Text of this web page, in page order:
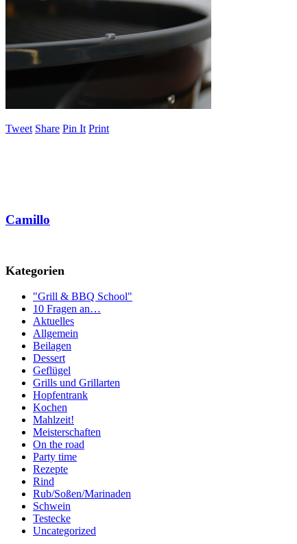
Tweet Share Pin It Print
Camillo
Kategorien
"Grill & BBQ School"
10 Fragen an…
Aktuelles
Allgemein
Beilagen
Dessert
Geflügel
Grills und Grillarten
Hopfentrank
Kochen
Mahlzeit!
Meisterschaften
On the road
Party time
Rezepte
Rind
Rub/Soßen/Marinaden
Schwein
Testecke
Uncategorized